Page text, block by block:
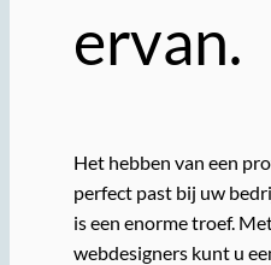
ervan.
Het hebben van een
perfect past bij uw
is een enorme troef.
webdesigners kunt u